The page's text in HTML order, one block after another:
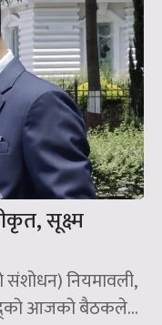
सूक्ष्म
संशोधन) नियमावली,
आजको बैठकले...